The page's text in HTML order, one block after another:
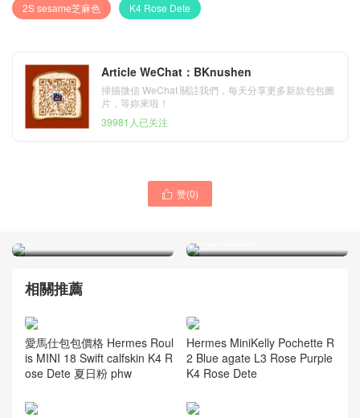
2S sesame芝麻色 K4 Rose Dete
Article WeChat：BKnushen
掃描微信 WeChat 關註我們，每天分享更多新款包包圖
片，等妳來啦！
39981人已关注
 赞(0)
Evercolor 2S sesame芝麻
扣
Hermes Birkin 30cm Togo
相關推薦
愛馬仕包包價格 Hermes Roul
is MINI 18 Swift calfskin K4 R
ose Dete 夏日粉 phw
Hermes MiniKelly Pochette R
2 Blue agate L3 Rose Purple
K4 Rose Dete